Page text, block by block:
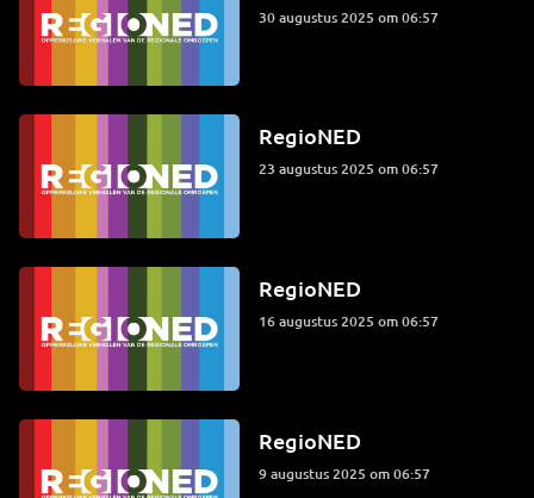
30 augustus 2025 om 06:57
RegioNED
23 augustus 2025 om 06:57
RegioNED
16 augustus 2025 om 06:57
RegioNED
9 augustus 2025 om 06:57